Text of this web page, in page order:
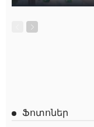
Ֆոտոներ